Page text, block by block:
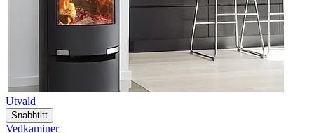
Utvald
Snabbtitt
Vedkaminer